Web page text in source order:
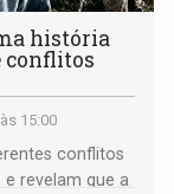
história
conflitos
15:00
conflitos
revelam que a